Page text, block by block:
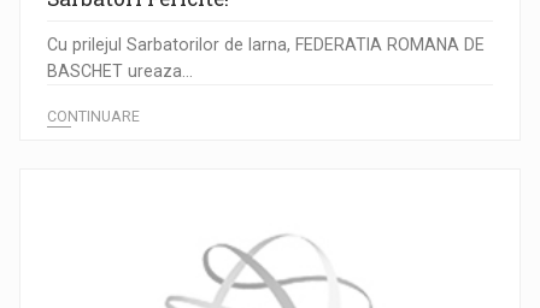
Cu prilejul Sarbatorilor de Iarna, FEDERATIA ROMANA DE
BASCHET ureaza...
CONTINUARE